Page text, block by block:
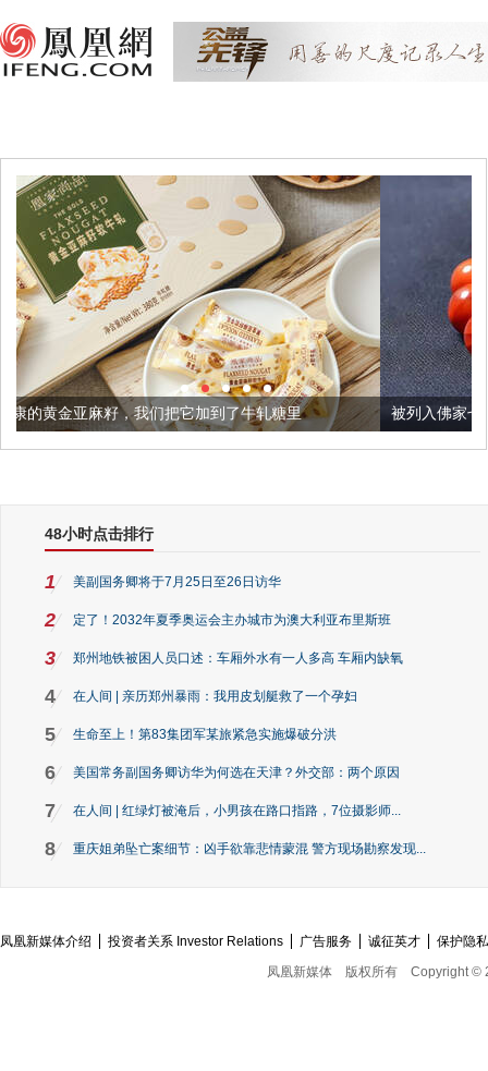
把它加到了牛轧糖里 被列入佛家七宝的它到底有多美？
48小时点击排行
1 美副国务卿将于7月25日至26日访华
2 定了！2032年夏季奥运会主办城市为澳大利亚布里斯班
3 郑州地铁被困人员口述：车厢外水有一人多高 车厢内缺氧
4 在人间 | 亲历郑州暴雨：我用皮划艇救了一个孕妇
5 生命至上！第83集团军某旅紧急实施爆破分洪
6 美国常务副国务卿访华为何选在天津？外交部：两个原因
7 在人间 | 红绿灯被淹后，小男孩在路口指路，7位摄影师...
8 重庆姐弟坠亡案细节：凶手欲靠悲情蒙混 警方现场勘察发现...
凤凰新媒体介绍 投资者关系 Investor Relations 广告服务 诚征英才
保护隐
凤凰新媒体
版权所有 Copyright ©